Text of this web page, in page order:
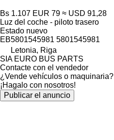
Bs 1.107 EUR 79 ≈ USD 91,28
Luz del coche - piloto trasero
Estado nuevo
EB5801545981 5801545981
Letonia, Riga
SIA EURO BUS PARTS
Contacte con el vendedor
¿Vende vehículos o maquinaria?
¡Hagalo con nosotros!
Publicar el anuncio